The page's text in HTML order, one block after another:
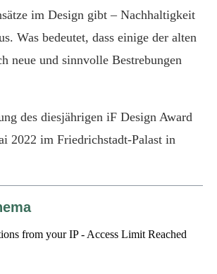
im Design gibt – Nachhaltigkeit
Was bedeutet, dass einige der alten
neue und sinnvolle Bestrebungen
des diesjährigen iF Design Award
2022 im Friedrichstadt-Palast in